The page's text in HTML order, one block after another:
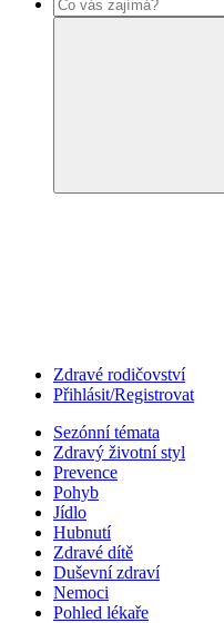
Zdravé rodičovství
Přihlásit/Registrovat
Sezónní témata
Zdravý životní styl
Prevence
Pohyb
Jídlo
Hubnutí
Zdravé dítě
Duševní zdraví
Nemoci
Pohled lékaře